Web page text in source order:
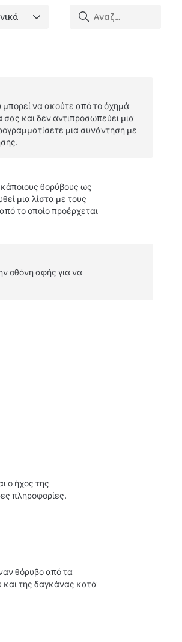
μπορεί να ακούτε από το όχημά
σας και δεν αντιπροσωπεύει μια
μια συνάντηση με
θορύβους ως
μια λίστα με τους
το οποίο προέρχεται
οθόνη αφής για να
ο ήχος της
πληροφορίες.
θόρυβο από τα
της δαγκάνας κατά